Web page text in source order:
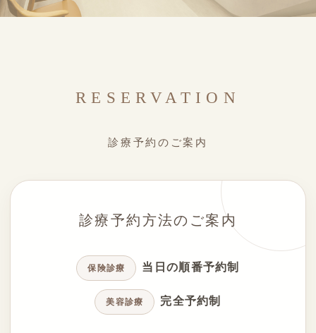
RESERVATION
診療予約のご案内
診療予約方法のご案内
保険診療 当日の順番予約制
美容診療 完全予約制